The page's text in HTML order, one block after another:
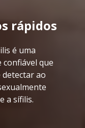
rápidos
é uma
que
ao
a sífilis.